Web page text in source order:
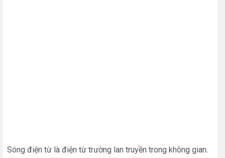
Sóng điện từ là điện từ trường lan truyền trong không gian.